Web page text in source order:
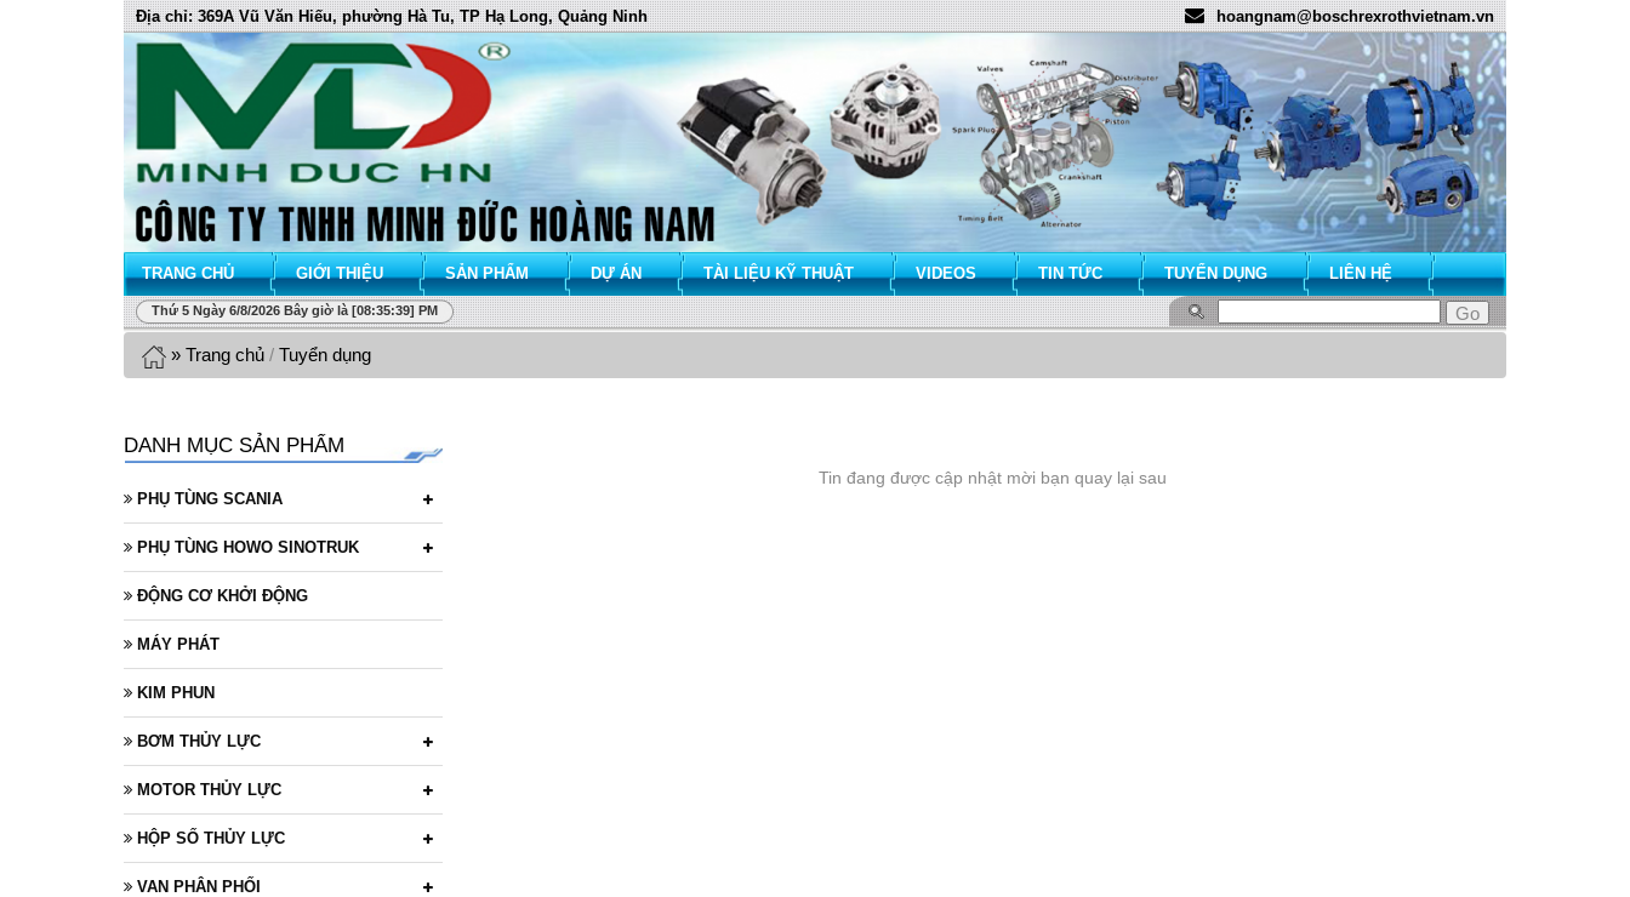
Địa chỉ: 369A Vũ Văn Hiếu, phường Hà Tu, TP Hạ Long, Quảng Ninh hoangnam@boschrexrothvietnam.vn
TRANG CHỦ GIỚI THIỆU SẢN PHẨM DỰ ÁN TÀI LIỆU KỸ THUẬT VIDEOS TIN TỨC TUYỂN DỤNG LIÊN HỆ
Thứ 5 Ngày 6/8/2026 Bây giờ là [08:35:40] PM
» Trang chủ / Tuyển dụng
DANH MỤC SẢN PHẨM
PHỤ TÙNG SCANIA
PHỤ TÙNG HOWO SINOTRUK
ĐỘNG CƠ KHỞI ĐỘNG
MÁY PHÁT
KIM PHUN
BƠM THỦY LỰC
MOTOR THỦY LỰC
HỘP SỐ THỦY LỰC
VAN PHÂN PHỐI
Tin đang được cập nhật mời bạn quay lại sau